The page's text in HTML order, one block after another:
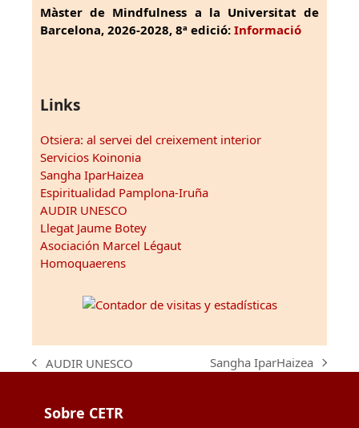
Màster de Mindfulness a la Universitat de
Barcelona, 2026-2028, 8ª edició: Informació
Links
Otsiera: al servei del creixement interior
Servicios Koinonia
Sangha IparHaizea
Espiritualidad Pamplona-Iruña
AUDIR UNESCO
Llegat Jaume Botey
Asociación Marcel Légaut
Homoquaerens
previous
AUDIR UNESCO
next
Sangha IparHaizea
Sobre CETR